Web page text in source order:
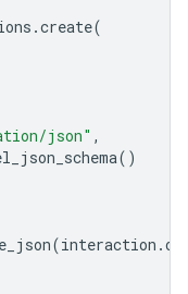
.create(
json" ,
()
(interaction .